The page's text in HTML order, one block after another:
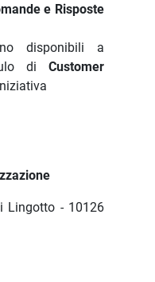
e Risposte
disponibili a
di Customer
Lingotto - 10126